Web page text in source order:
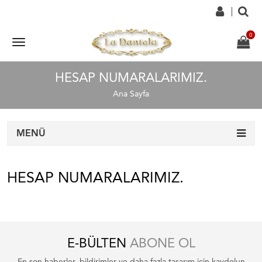
HESAP NUMARALARIMIZ.
Ana Sayfa
MENÜ
HESAP NUMARALARIMIZ.
E-BÜLTEN ABONE OL